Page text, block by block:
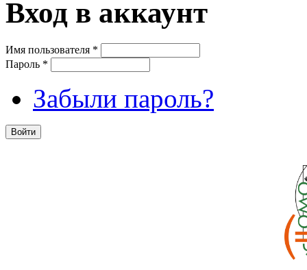
Вход в аккаунт
Имя пользователя *
Пароль *
Забыли пароль?